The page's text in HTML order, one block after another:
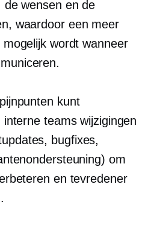
de wensen en de
waardoor een meer
wordt wanneer
kunt
teams wijzigingen
bugfixes,
om
en tevredener